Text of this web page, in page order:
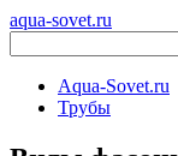
aqua-sovet.ru
Aqua-Sovet.ru
Трубы